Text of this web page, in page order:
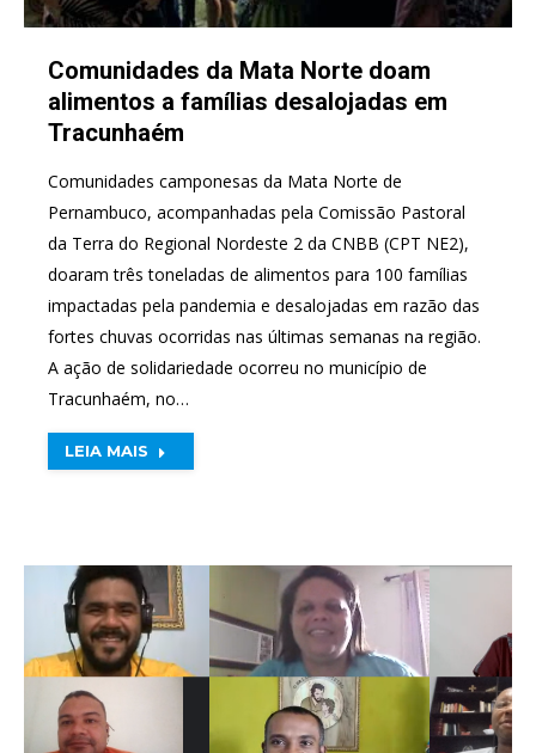
Comunidades da Mata Norte doam
alimentos a famílias desalojadas em
Tracunhaém
Comunidades camponesas da Mata Norte de
Pernambuco, acompanhadas pela Comissão Pastoral
da Terra do Regional Nordeste 2 da CNBB (CPT NE2),
doaram três toneladas de alimentos para 100 famílias
impactadas pela pandemia e desalojadas em razão das
fortes chuvas ocorridas nas últimas semanas na região.
A ação de solidariedade ocorreu no município de
Tracunhaém, no…
LEIA MAIS